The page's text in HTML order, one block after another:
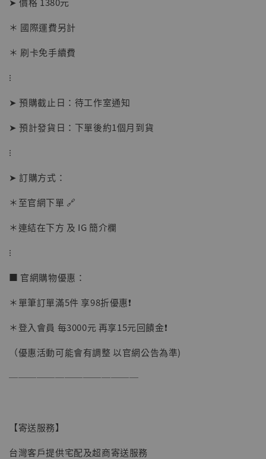
NT$ 1,870
＊ 國際運費另計
＊ 刷卡免手續費
⁝
➤ 預購截止日：待工作室通知
➤ 預計發貨日：下單後約1個月到貨
⁝
➤ 訂購方式：
＊至官網下單 🔗
＊連結在下方 及 IG 簡介欄
⁝
■ 官網購物優惠：
＊單筆訂單滿5件 享98折優惠❗️
＊登入會員 每3000元 再享15元回饋金❗️
（優惠活動可能會有調整 以官網公告為準)
──────────────
【寄送服務】
台灣客戶提供宅配及超商寄送服務